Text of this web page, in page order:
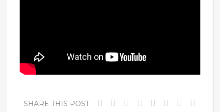
SHARE THIS POST